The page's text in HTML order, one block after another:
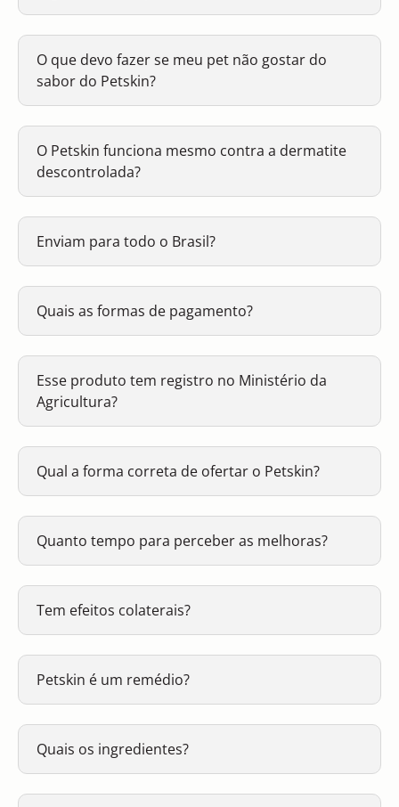
O que devo fazer se meu pet não gostar do
sabor do Petskin?
O Petskin funciona mesmo contra a dermatite
descontrolada?
Enviam para todo o Brasil?
Quais as formas de pagamento?
Esse produto tem registro no Ministério da
Agricultura?
Qual a forma correta de ofertar o Petskin?
Quanto tempo para perceber as melhoras?
Tem efeitos colaterais?
Petskin é um remédio?
Quais os ingredientes?